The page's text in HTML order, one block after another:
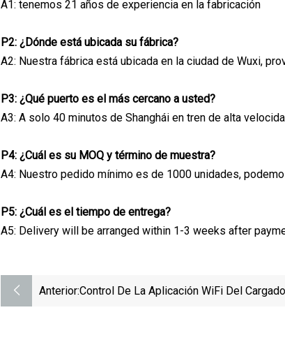
A1: tenemos 21 años de experiencia en la fabricación
P2: ¿Dónde está ubicada su fábrica?
A2: Nuestra fábrica está ubicada en la ciudad de Wuxi,
P3: ¿Qué puerto es el más cercano a usted?
A3: A solo 40 minutos de Shanghái en tren de alta
P4: ¿Cuál es su MOQ y término de muestra?
A4: Nuestro pedido mínimo es de 1000 unidades,
P5: ¿Cuál es el tiempo de entrega?
A5: Delivery will be arranged within 1-3 weeks after
Anterior:Control De La Aplicación WiFi Del